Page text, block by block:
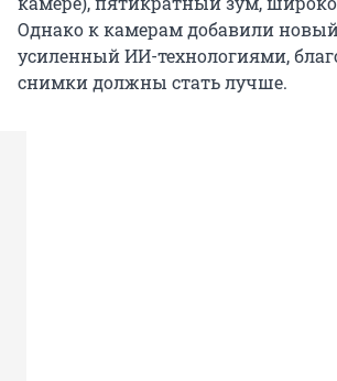
Однако к камерам добавили
усиленный ИИ-технологиями,
снимки должны стать лучше.